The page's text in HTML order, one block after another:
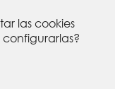
las cookies